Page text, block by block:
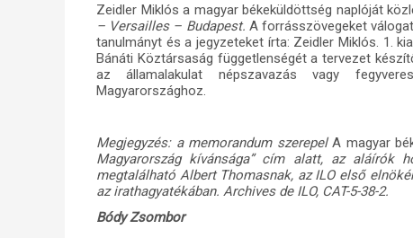
Zeidler Miklós a magyar békeküldöttség naplóját
– Versailles – Budapest. A forrásszövegeket
tanulmányt és a jegyzeteket írta: Zeidler Miklós. 1.
Bánáti Köztársaság függetlenségét a tervezet
az államalakulat népszavazás vagy
Magyarországhoz.
Megjegyzés: a memorandum szerepel A magyar
Magyarország kívánsága” cím alatt, az aláírók
megtalálható Albert Thomasnak, az ILO első
az irathagyatékában. Archives de ILO, CAT-5-38-2.
Bódy Zsombor